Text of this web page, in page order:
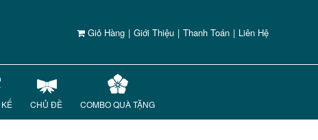
Giỏ Hàng | Giới Thiệu | Thanh Toán | Liên Hệ
CHỦ ĐỀ COMBO QUÀ TẶNG